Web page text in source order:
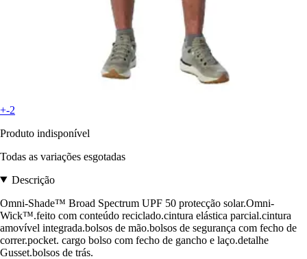
+-2
Produto indisponível
Todas as variações esgotadas
Descrição
Omni-Shade™ Broad Spectrum UPF 50 protecção solar.Omni-
Wick™.feito com conteúdo reciclado.cintura elástica parcial.cintura
amovível integrada.bolsos de mão.bolsos de segurança com fecho de
correr.pocket. cargo bolso com fecho de gancho e laço.detalhe
Gusset.bolsos de trás.